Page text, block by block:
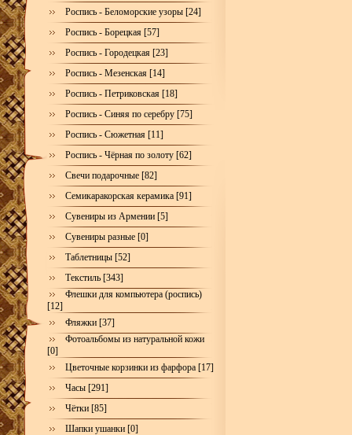
Роспись - Беломорские узоры [24]
Роспись - Борецкая [57]
Роспись - Городецкая [23]
Роспись - Мезенская [14]
Роспись - Петриковская [18]
Роспись - Синяя по серебру [75]
Роспись - Сюжетная [11]
Роспись - Чёрная по золоту [62]
Свечи подарочные [82]
Семикаракорская керамика [91]
Сувениры из Армении [5]
Сувениры разные [0]
Таблетницы [52]
Текстиль [343]
Флешки для компьютера (роспись)
[12]
Фляжки [37]
Фотоальбомы из натуральной кожи
[0]
Цветочные корзинки из фарфора [17]
Часы [291]
Чётки [85]
Шапки ушанки [0]